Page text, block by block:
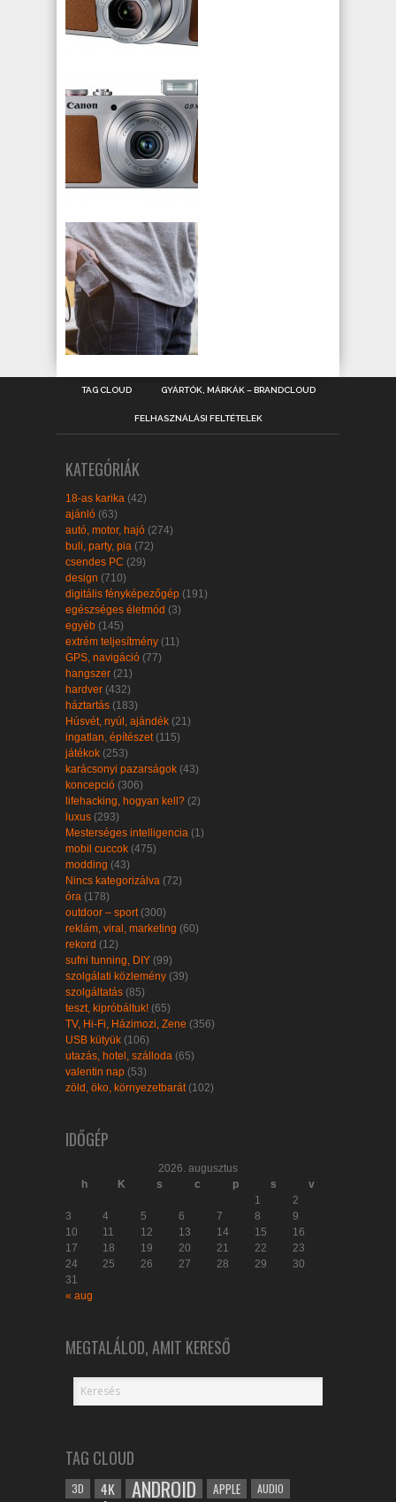
TAG CLOUD GYÁRTÓK, MÁRKÁK – BRANDCLOUD
FELHASZNÁLÁSI FELTÉTELEK
KATEGÓRIÁK
18-as karika (42)
ajánló (63)
autó, motor, hajó (274)
buli, party, pia (72)
csendes PC (29)
design (710)
digitális fényképezőgép (191)
egészséges életmód (3)
egyéb (145)
extrém teljesítmény (11)
GPS, navigáció (77)
hangszer (21)
hardver (432)
háztartás (183)
Húsvét, nyúl, ajándék (21)
ingatlan, építészet(115)
játékok (253)
karácsonyi pazarságok (43)
koncepció (306)
lifehacking, hogyan kell? (2)
luxus (293)
Mesterséges intelligencia (1)
mobil cuccok (475)
modding (43)
Nincs kategorizálva (72)
óra (178)
outdoor – sport(300)
reklám, viral, marketing (60)
rekord (12)
sufni tunning, DIY (99)
szolgálati közlemény (39)
szolgáltatás (85)
teszt, kipróbáltuk! (65)
TV, Hi-Fi, Házimozi, Zene (356)
USB kütyük (106)
utazás, hotel, szálloda (65)
valentin nap (53)
zöld, öko, környezetbarát(102)
IDŐGÉP
2026. augusztus
h
K s c p s
v
1
2
3
4 5 6 7 8
9
10
11 12 13 14 15
16
17
18 19 20 21 22
23
24
25 26 27 28 29
30
31
« aug
MEGTALÁLOD, AMIT KERESŐ
TAG CLOUD
3D 4K ANDROID APPLE AUDIO